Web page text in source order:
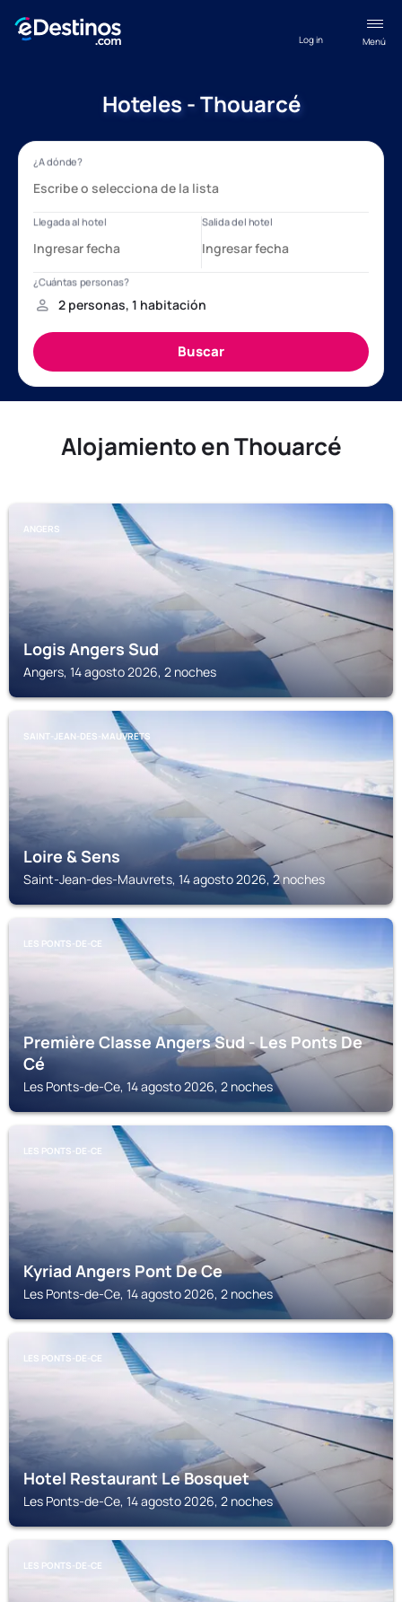
Menú
Log in
Hoteles - Thouarcé
Alojamiento en Thouarcé
ANGERS
Logis Angers Sud
Angers, 14 agosto 2026, 2 noches
SAINT-JEAN-DES-MAUVRETS
Loire & Sens
Saint-Jean-des-Mauvrets, 14 agosto 2026, 2 noches
LES PONTS-DE-CE
Première Classe Angers Sud - Les Ponts De
Cé
Les Ponts-de-Ce, 14 agosto 2026, 2 noches
LES PONTS-DE-CE
Kyriad Angers Pont De Ce
Les Ponts-de-Ce, 14 agosto 2026, 2 noches
LES PONTS-DE-CE
Hotel Restaurant Le Bosquet
Les Ponts-de-Ce, 14 agosto 2026, 2 noches
LES PONTS-DE-CE